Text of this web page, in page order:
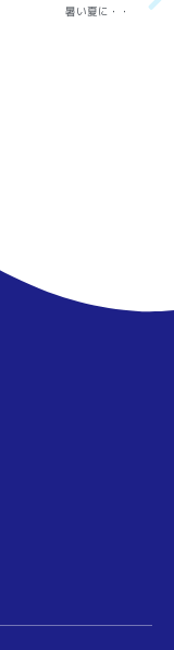
暑い夏に・・